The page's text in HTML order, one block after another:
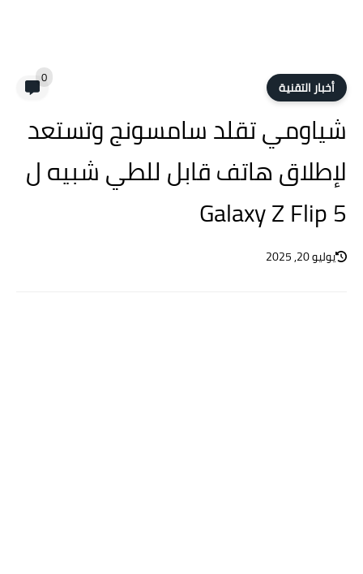
أخبار التقنية 0
شياومي تقلد سامسونج وتستعد
لإطلاق هاتف قابل للطي شبيه ل
Galaxy Z Flip 5
يوليو 20, 2025